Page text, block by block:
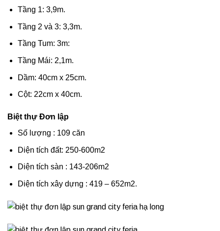
Tầng 1: 3,9m.
Tầng 2 và 3: 3,3m.
Tầng Tum: 3m:
Tầng Mái: 2,1m.
Dầm: 40cm x 25cm.
Cột: 22cm x 40cm.
Biệt thự Đơn lập
Số lượng : 109 căn
Diện tích đất: 250-600m2
Diện tích sàn : 143-206m2
Diện tích xây dựng : 419 – 652m2.